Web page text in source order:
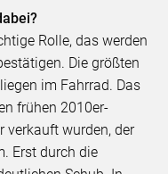
Rolle, das werden
Die größten
im Fahrrad. Das
frühen 2010er-
verkauft wurden, der
Erst durch die